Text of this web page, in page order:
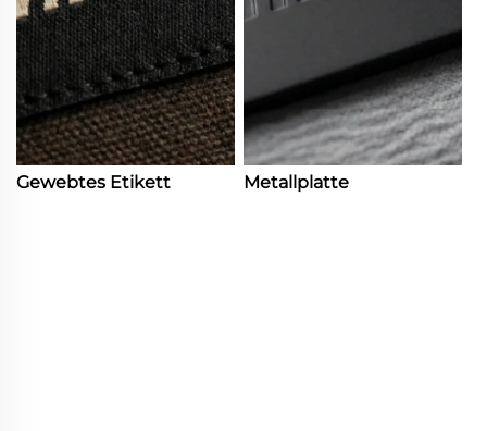
Gewebtes Etikett Metallplatte